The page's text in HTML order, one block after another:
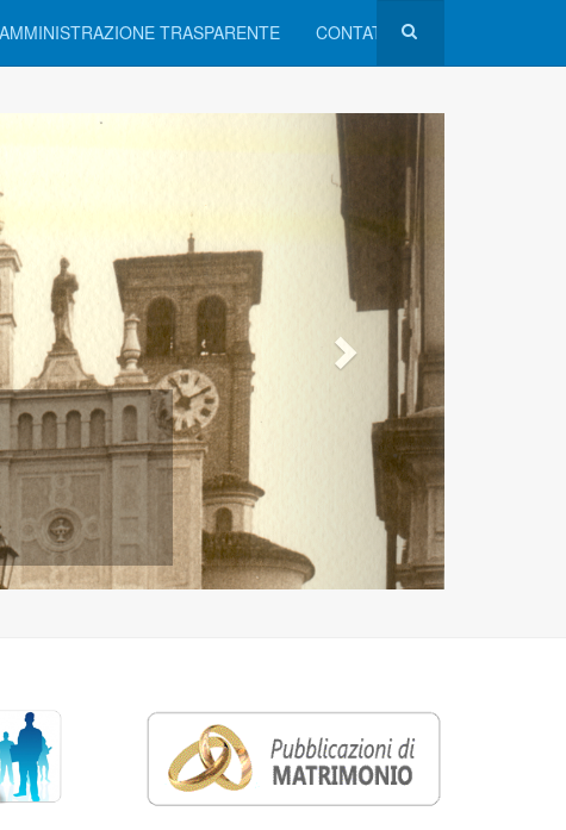
AMMINISTRAZIONE TRASPARENTE CONTATTI